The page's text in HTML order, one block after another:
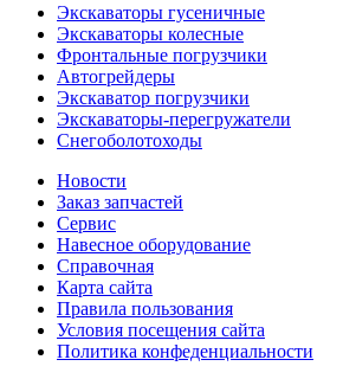
Экскаваторы гусеничные
Экскаваторы колесные
Фронтальные погрузчики
Автогрейдеры
Экскаватор погрузчики
Экскаваторы-перегружатели
Снегоболотоходы
Новости
Заказ запчастей
Сервис
Навесное оборудование
Справочная
Карта сайта
Правила пользования
Условия посещения сайта
Политика конфеденциальности